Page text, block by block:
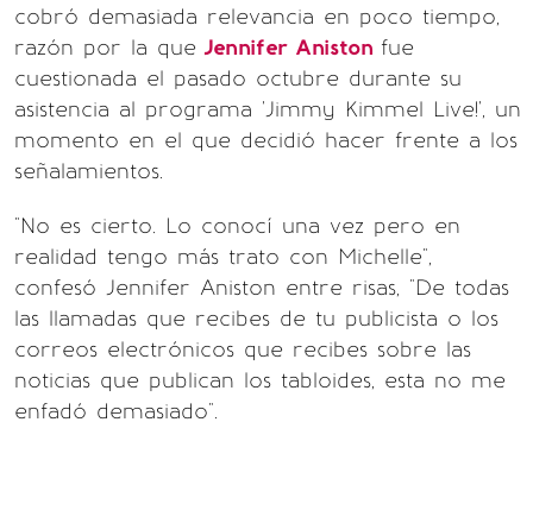
cobró demasiada relevancia en poco tiempo,
razón por la que Jennifer Aniston fue
cuestionada el pasado octubre durante su
asistencia al programa 'Jimmy Kimmel Live!', un
momento en el que decidió hacer frente a los
señalamientos.
"No es cierto. Lo conocí una vez pero en
realidad tengo más trato con Michelle",
confesó Jennifer Aniston entre risas, "De todas
las llamadas que recibes de tu publicista o los
correos electrónicos que recibes sobre las
noticias que publican los tabloides, esta no me
enfadó demasiado".